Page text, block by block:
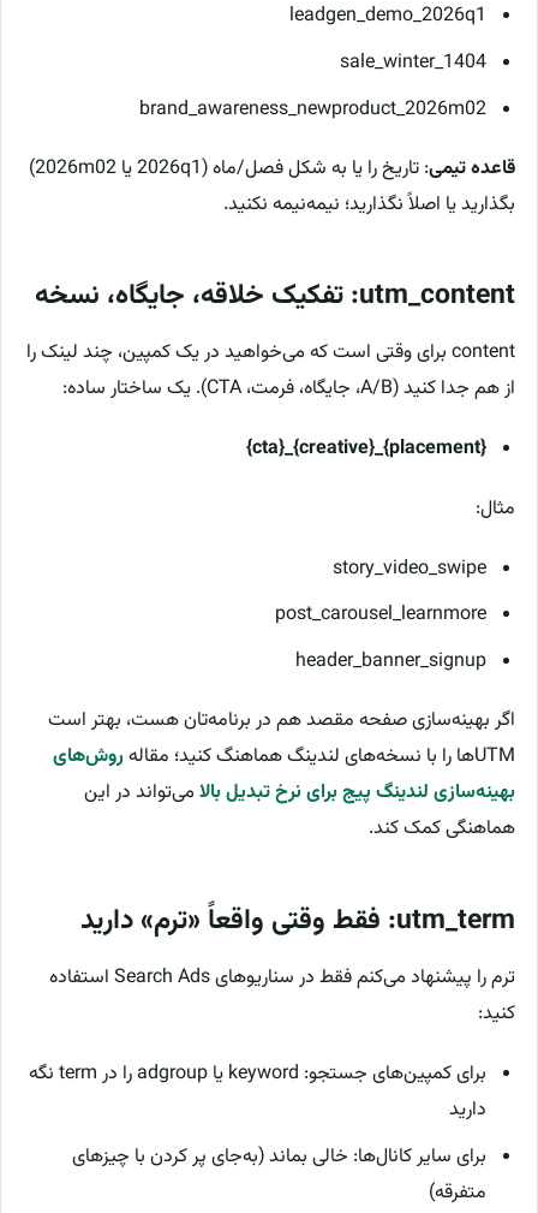
leadgen_demo_2026q1
sale_winter_1404
brand_awareness_newproduct_2026m02
قاعده تیمی
: تاریخ را یا به شکل فصل/ماه (2026q1 یا 2026m02)
بگذارید یا اصلاً نگذارید؛ نیمه‌نیمه نکنید.
utm_content: تفکیک خلاقه، جایگاه، نسخه
content برای وقتی است که می‌خواهید در یک کمپین، چند لینک را
از هم جدا کنید (A/B، جایگاه، فرمت، CTA). یک ساختار ساده:
{placement}_{creative}_{cta}
مثال:
story_video_swipe
post_carousel_learnmore
header_banner_signup
اگر بهینه‌سازی صفحه مقصد هم در برنامه‌تان هست، بهتر است
UTMها را با نسخه‌های لندینگ هماهنگ کنید؛ مقاله
روش‌های
بهینه‌سازی لندینگ پیج برای نرخ تبدیل بالا می‌تواند در این
هماهنگی کمک کند.
utm_term: فقط وقتی واقعاً «ترم» دارید
ترم را پیشنهاد می‌کنم فقط در سناریوهای Search Ads استفاده
کنید:
برای کمپین‌های جستجو: keyword یا adgroup را در term نگه
دارید
برای سایر کانال‌ها: خالی بماند (به‌جای پر کردن با چیزهای
متفرقه)